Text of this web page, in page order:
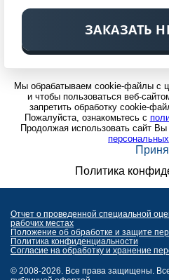
ЗАКАЗАТЬ
Мы обрабатываем cookie-файлы с
и чтобы пользоваться веб-
запретить обработку cookie-
Пожалуйста, ознакомьтесь с
Продолжая использовать сайт Вы
Политика
Отчет о проведенной специальной
рабочих местах
Положение об обработке и защите
Политика конфиденциальности
Согласие на обработку и хранение
© 2008-2026. Все права защищены.